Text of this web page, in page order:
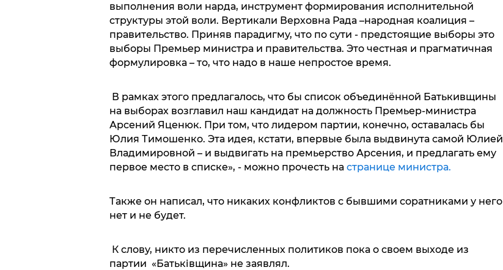
выполнения воли нарда, инструмент формирования исполнительной
структуры этой воли. Вертикали Верховна Рада –народная коалиция –
правительство. Приняв парадигму, что по сути - предстоящие выборы это
выборы Премьер министра и правительства. Это честная и прагматичная
формулировка – то, что надо в наше непростое время.
В рамках этого предлагалось, что бы список объединённой Батькивщины
на выборах возглавил наш кандидат на должность Премьер-министра
Арсений Яценюк. При том, что лидером партии, конечно, оставалась бы
Юлия Тимошенко. Эта идея, кстати, впервые была выдвинута самой Юлией
Владимировной – и выдвигать на премьерство Арсения, и предлагать ему
первое место в списке», - можно прочесть на странице министра.
Также он написал, что никаких конфликтов с бывшими соратниками у него
нет и не будет.
К слову, никто из перечисленных политиков пока о своем выходе из
партии «Батьківщина» не заявлял.